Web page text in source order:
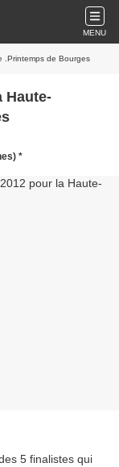
MENU
.Printemps de Bourges
Haute-
*
5 finalistes qui